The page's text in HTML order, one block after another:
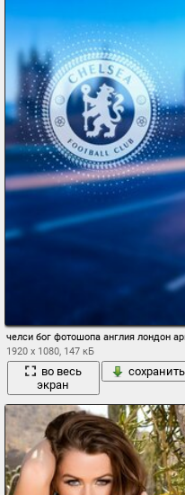
челси бог фотошопа англия лондон
1920 x 1080, 147 кБ
во весь
экран
сохранить